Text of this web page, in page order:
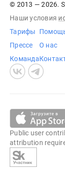
© 2013 — 2026.
Наши условия
Тарифы
Прессе
Команда
О нас
Public user
attribution